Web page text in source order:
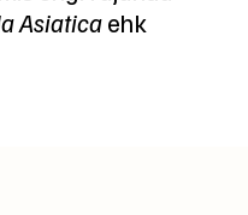
Asiaticaehk